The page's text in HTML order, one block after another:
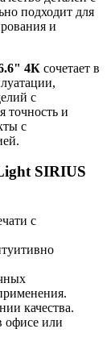
подходит для
и
4К сочетает в
с
точность и
с
SIRIUS
с
качества.
офисе или